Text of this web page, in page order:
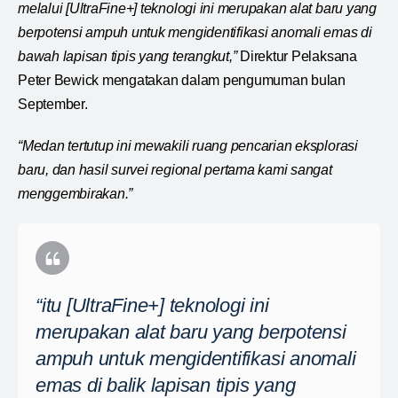
melalui [UltraFine+] teknologi ini merupakan alat baru yang
berpotensi ampuh untuk mengidentifikasi anomali emas di
bawah lapisan tipis yang terangkut,”Direktur Pelaksana
Peter Bewick mengatakan dalam pengumuman bulan
September.
“Medan tertutup ini mewakili ruang pencarian eksplorasi
baru, dan hasil survei regional pertama kami sangat
menggembirakan.”
“itu [UltraFine+] teknologi ini
merupakan alat baru yang berpotensi
ampuh untuk mengidentifikasi anomali
emas di balik lapisan tipis yang